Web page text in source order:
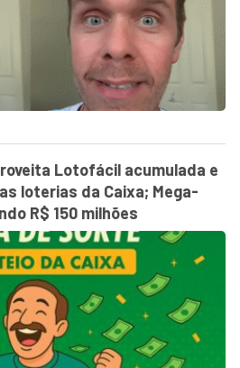
Lotofácil acumulada e
loterias da Caixa; Mega-
R$ 150 milhões